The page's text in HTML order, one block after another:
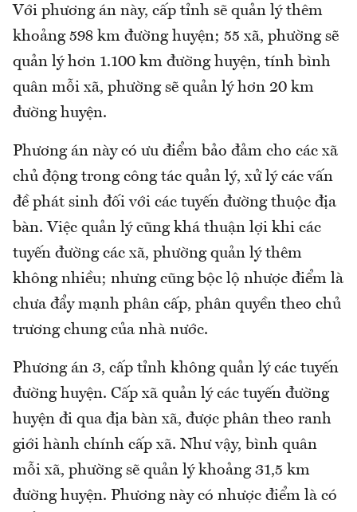
Với phương án này, cấp tỉnh sẽ quản lý thêm
khoảng 598 km đường huyện; 55 xã, phường sẽ
quản lý hơn 1.100 km đường huyện, tính bình
quân mỗi xã, phường sẽ quản lý hơn 20 km
đường huyện.
Phương án này có ưu điểm bảo đảm cho các xã
chủ động trong công tác quản lý, xử lý các vấn
đề phát sinh đối với các tuyến đường thuộc địa
bàn. Việc quản lý cũng khá thuận lợi khi các
tuyến đường các xã, phường quản lý thêm
không nhiều; nhưng cũng bộc lộ nhược điểm là
chưa đẩy mạnh phân cấp, phân quyền theo chủ
trương chung của nhà nước.
Phương án 3, cấp tỉnh không quản lý các tuyến
đường huyện. Cấp xã quản lý các tuyến đường
huyện đi qua địa bàn xã, được phân theo ranh
giới hành chính cấp xã. Như vậy, bình quân
mỗi xã, phường sẽ quản lý khoảng 31,5 km
đường huyện. Phương này có nhược điểm là có